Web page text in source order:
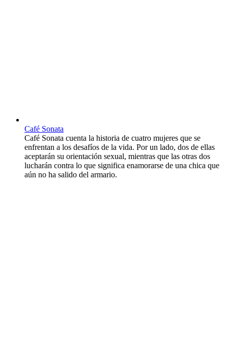
Café Sonata
Café Sonata cuenta la historia de cuatro mujeres que se
enfrentan a los desafíos de la vida. Por un lado, dos de ellas
aceptarán su orientación sexual, mientras que las otras dos
lucharán contra lo que significa enamorarse de una chica que
aún no ha salido del armario.